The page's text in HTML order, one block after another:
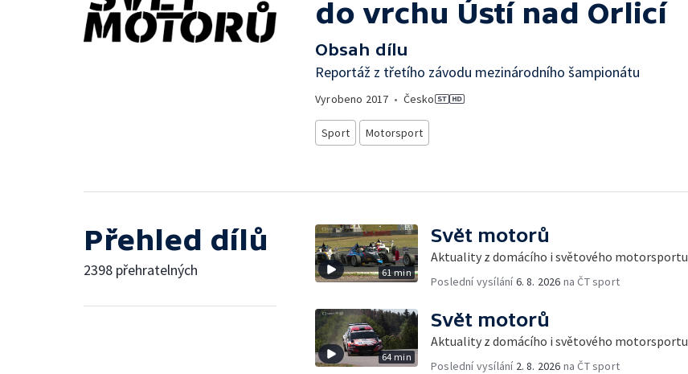
do vrchu Ústí nad Orlicí
Obsah dílu
Reportáž z třetího závodu mezinárodního šampionátu
Vyrobeno 2017 • Česko
Sport Motorsport
Přehled dílů
2398 přehratelných 61 min
Svět motorů
Aktuality z domácího i světového motorsportu
Poslední vysílání6. 8. 2026 na ČT sport
64 min
Svět motorů
Aktuality z domácího i světového motorsportu
Poslední vysílání 2. 8. 2026 na ČT sport